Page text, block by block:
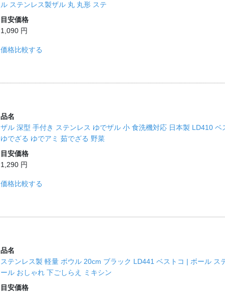
ル ステンレス製ザル 丸 丸形 ステ
目安価格
1,090 円
価格比較する
品名
ザル 深型 手付き ステンレス ゆでザル 小 食洗機対応 日本製 LD410
ゆでざる ゆでアミ 茹でざる 野菜
目安価格
1,290 円
価格比較する
品名
ステンレス製 軽量 ボウル 20cm ブラック LD441 ベストコ | ボール ス
ール おしゃれ 下ごしらえ ミキシン
目安価格